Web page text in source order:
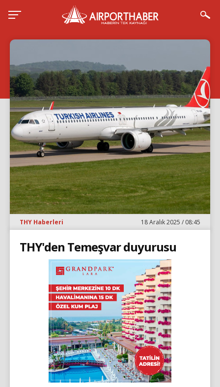
THY Haberleri 18 Aralık 2025 / 08:45
THY'den Temeşvar duyurusu